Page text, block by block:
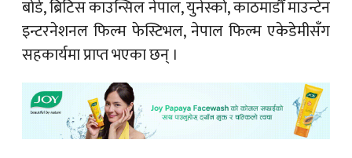
बोर्ड, ब्रिटिस काउन्सिल नेपाल, युनेस्को, काठमाडौँ माउन्टेन
इन्टरनेशनल फिल्म फेस्टिभल, नेपाल फिल्म एकेडेमीसँग
सहकार्यमा प्राप्त भएका छन् ।